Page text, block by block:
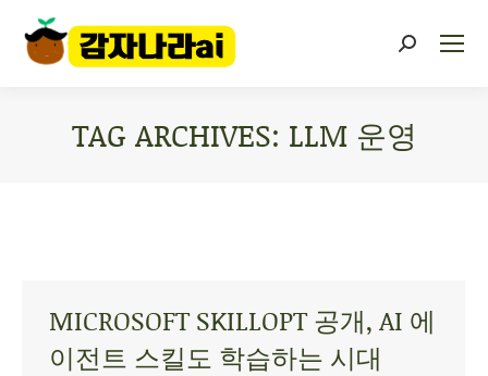
TAG ARCHIVES: LLM 운영
MICROSOFT SKILLOPT 공개, AI 에
이전트 스킬도 학습하는 시대